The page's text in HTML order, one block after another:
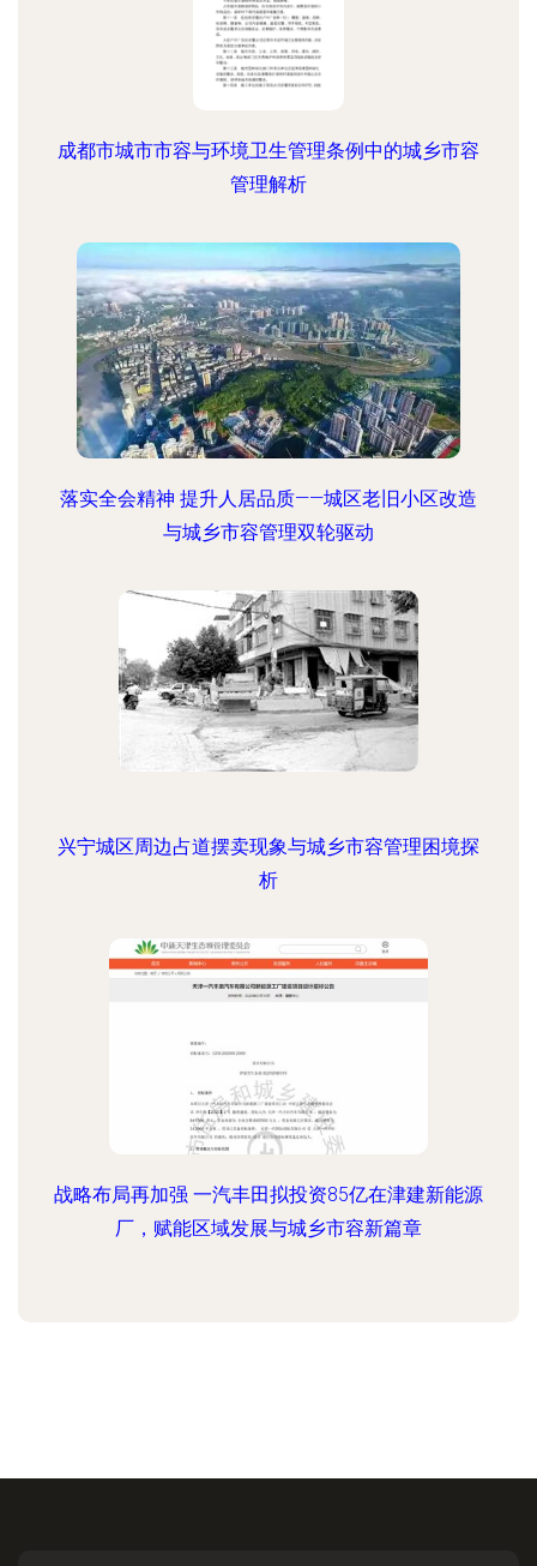
成都市城市市容与环境卫生管理条例中的城乡市容
管理解析
落实全会精神 提升人居品质——城区老旧小区改造
与城乡市容管理双轮驱动
兴宁城区周边占道摆卖现象与城乡市容管理困境探
析
战略布局再加强 一汽丰田拟投资85亿在津建新能源
厂，赋能区域发展与城乡市容新篇章